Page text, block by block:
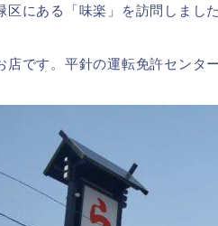
区にある「味楽」を訪問しました
店です。平針の運転免許センタ